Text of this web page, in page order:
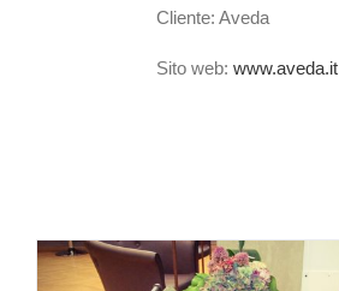
Cliente: Aveda
Sito web: www.aveda.it